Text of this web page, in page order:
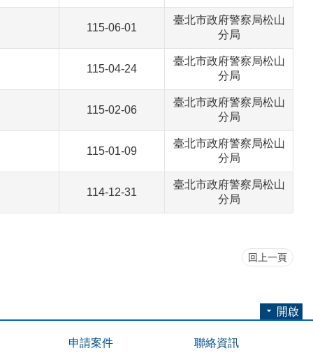
115-06-01
臺北市政府警察局松山
分局
115-04-24
臺北市政府警察局松山
分局
115-02-06
臺北市政府警察局松山
分局
115-01-09
臺北市政府警察局松山
分局
114-12-31
臺北市政府警察局松山
分局
回上一頁
開啟
申請案件 聯絡資訊